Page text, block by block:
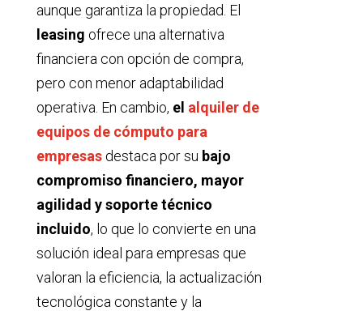
aunque garantiza la propiedad. El
leasing ofrece una alternativa
financiera con opción de compra,
pero con menor adaptabilidad
operativa. En cambio, el alquiler de
equipos de cómputo para
empresas destaca por su bajo
compromiso financiero, mayor
agilidad y soporte técnico
incluido, lo que lo convierte en una
solución ideal para empresas que
valoran la eficiencia, la actualización
tecnológica constante y la